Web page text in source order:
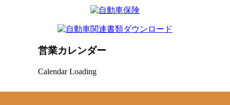
営業カレンダー
Calendar Loading